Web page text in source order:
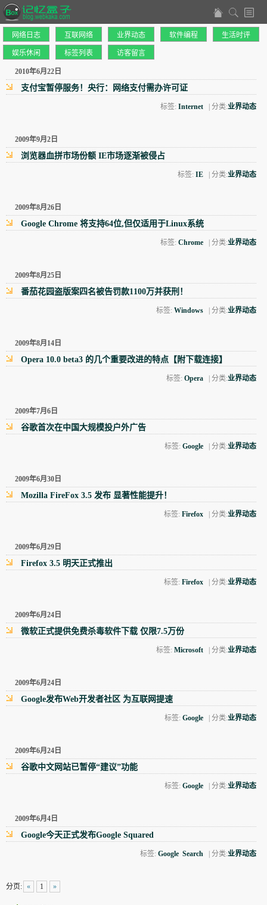
网络日志 互联网络 业界动态 软件编程 生活时评
娱乐休闲 标签列表 访客留言
2010年6月22日
支付宝暂停服务！央行：网络支付需办许可证
标签:Internet | 分类:业界动态
2009年9月2日
浏览器血拼市场份额 IE市场逐渐被侵占
标签:IE | 分类:业界动态
2009年8月26日
Google Chrome 将支持64位,但仅适用于Linux系统
标签:Chrome | 分类:业界动态
2009年8月25日
番茄花园盗版案四名被告罚款1100万并获刑！
标签:Windows | 分类:业界动态
2009年8月14日
Opera 10.0 beta3 的几个重要改进的特点【附下载连接】
标签:Opera | 分类:业界动态
2009年7月6日
谷歌首次在中国大规模投户外广告
标签:Google | 分类:业界动态
2009年6月30日
Mozilla FireFox 3.5 发布 显著性能提升！
标签:Firefox | 分类:业界动态
2009年6月29日
Firefox 3.5 明天正式推出
标签:Firefox | 分类:业界动态
2009年6月24日
微软正式提供免费杀毒软件下载 仅限7.5万份
标签:Microsoft | 分类:业界动态
2009年6月24日
Google发布Web开发者社区 为互联网提速
标签:Google | 分类:业界动态
2009年6月24日
谷歌中文网站已暂停“建议”功能
标签:Google | 分类:业界动态
2009年6月4日
Google今天正式发布Google Squared
标签:Google Search | 分类:业界动态
分页: « 1 »